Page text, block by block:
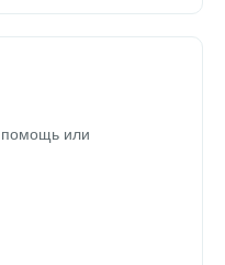
или